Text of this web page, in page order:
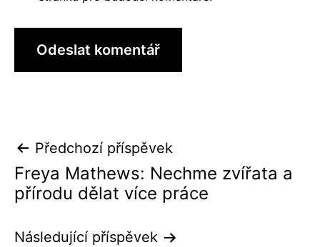
Navigace
pro
příspěvek
Předchozí příspěvek
Freya Mathews: Nechme zvířata a
přírodu dělat více práce
Následující příspěvek